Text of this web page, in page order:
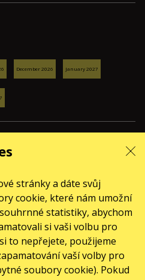
stránky a dáte svůj
cookie, které nám umožní
statistiky, abychom
si vaši volbu pro
to nepřejete, použijeme
vaší volby pro
soubory cookie). Pokud
December 2026 January 2027